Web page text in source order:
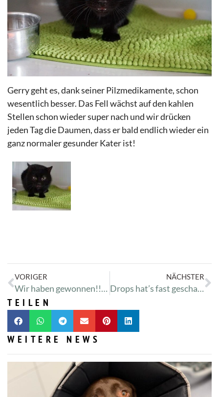
Gerry geht es, dank seiner Pilzmedikamente, schon
wesentlich besser. Das Fell wächst auf den kahlen
Stellen schon wieder super nach und wir drücken
jeden Tag die Daumen, dass er bald endlich wieder ein
ganz normaler gesunder Kater ist!
VORIGER
Wir haben gewonnen!!! :-)
NÄCHSTER
Drops hat’s fast geschafft
TEILEN
WEITERE NEWS